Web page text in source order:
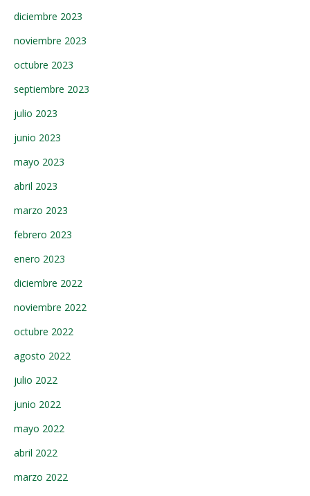
diciembre 2023
noviembre 2023
octubre 2023
septiembre 2023
julio 2023
junio 2023
mayo 2023
abril 2023
marzo 2023
febrero 2023
enero 2023
diciembre 2022
noviembre 2022
octubre 2022
agosto 2022
julio 2022
junio 2022
mayo 2022
abril 2022
marzo 2022